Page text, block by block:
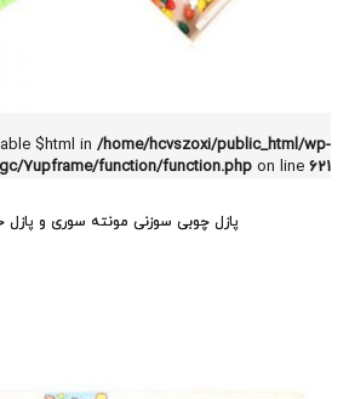
$html in /home/hcvszoxi/public_html/wp-
7upframe/function/function.php on line 621
پازل چوبی سوزنی مونته سوری و پازل